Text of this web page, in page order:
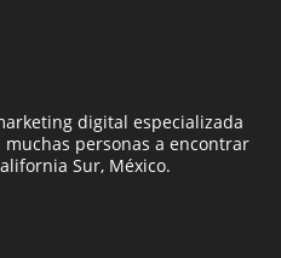
digital especializada
personas a encontrar
Sur, México.